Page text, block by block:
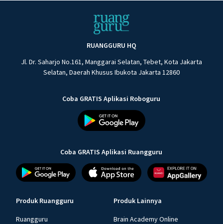
RUANGGURU HQ
Jl. Dr. Saharjo No.161, Manggarai Selatan, Tebet, Kota Jakarta
Selatan, Daerah Khusus Ibukota Jakarta 12860
Coba GRATIS Aplikasi Roboguru
Coba GRATIS Aplikasi Ruangguru
Produk Ruangguru
Ruangguru
Produk Lainnya
Brain Academy Online